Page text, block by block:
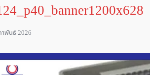
พันธ์ 2026